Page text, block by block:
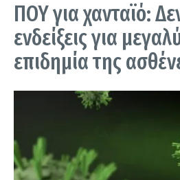
ΠΟΥ για χανταϊό:
ενδείξεις για
επιδημία της